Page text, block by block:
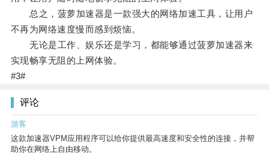
总之，菠萝加速器是一款强大的网络加速工具，让用户
不再为网络速度慢而感到烦恼。
无论是工作、娱乐还是学习，都能够通过菠萝加速器来
实现畅享无阻的上网体验。
#3#
评论
游客
这款加速器VPM应用程序可以给你提供最高速度和安全性的连接，并帮
助你在网络上自由移动。